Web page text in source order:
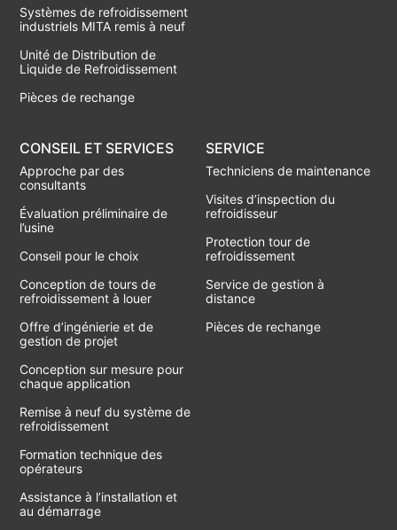
Systèmes de refroidissement
industriels MITA remis à neuf
Unité de Distribution de
Liquide de Refroidissement
Pièces de rechange
CONSEIL ET SERVICES
Approche par des
consultants
Évaluation préliminaire de
l’usine
Conseil pour le choix
Conception de tours de
refroidissement à louer
Offre d’ingénierie et de
gestion de projet
Conception sur mesure pour
chaque application
Remise à neuf du système de
refroidissement
Formation technique des
opérateurs
Assistance à l’installation et
au démarrage
SERVICE
Techniciens de maintenance
Visites d’inspection du
refroidisseur
Protection tour de
refroidissement
Service de gestion à
distance
Pièces de rechange